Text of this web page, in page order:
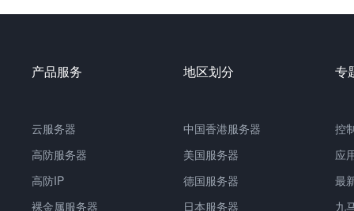
产品服务
云服务器
高防服务器
高防IP
裸金属服务器
地区划分
中国香港服务器
美国服务器
德国服务器
日本服务器
专
控
应
最
九